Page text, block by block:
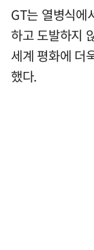
GT는 열병식에
하고 도발하지
세계 평화에 더
했다.